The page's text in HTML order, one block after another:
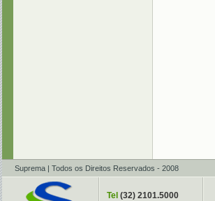
Suprema | Todos os Direitos Reservados - 2008
Tel (32) 2101.5000